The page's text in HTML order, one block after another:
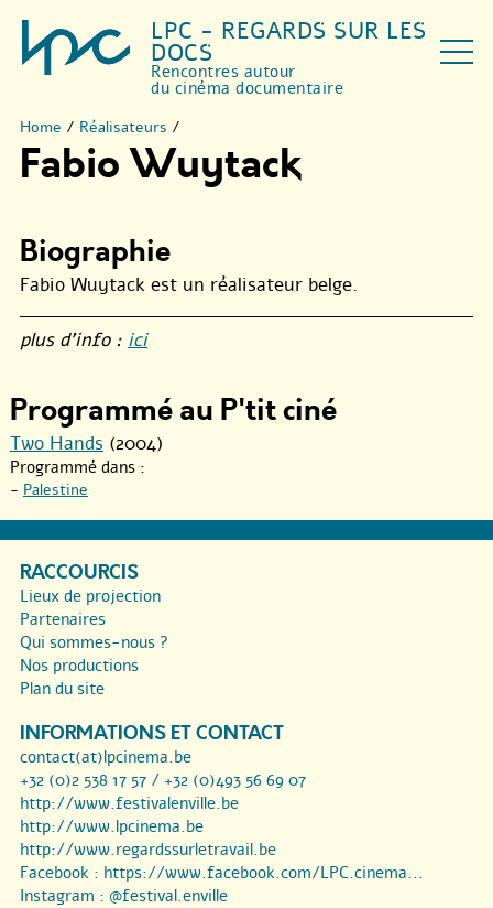
LPC - REGARDS SUR LES
DOCS
Rencontres autour
du cinéma documentaire
Home / Réalisateurs /
Fabio Wuytack
Biographie
Fabio Wuytack est un réalisateur belge.
plus d’info : ici
Programmé au P'tit ciné
Two Hands (2004)
Programmé dans :
- Palestine
RACCOURCIS
Lieux de projection
Partenaires
Qui sommes-nous ?
Nos productions
Plan du site
INFORMATIONS ET CONTACT
contact(at)lpcinema.be
+32 (0)2 538 17 57 / +32 (0)493 56 69 07
http://www.festivalenville.be
http://www.lpcinema.be
http://www.regardssurletravail.be
Facebook : https://www.facebook.com/LPC.cinema...
Instagram : @festival.enville